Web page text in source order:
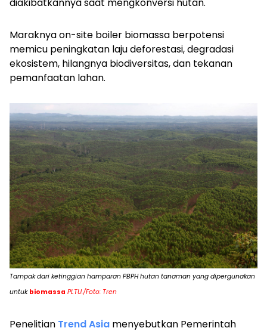
Maraknya on-site boiler biomassa berpotensi
memicu peningkatan laju deforestasi, degradasi
ekosistem, hilangnya biodiversitas, dan tekanan
pemanfaatan lahan.
Tampak dari ketinggian hamparan PBPH hutan tanaman yang dipergunakan
untuk biomassa PLTU./Foto: Tren
Penelitian Trend Asia menyebutkan Pemerintah